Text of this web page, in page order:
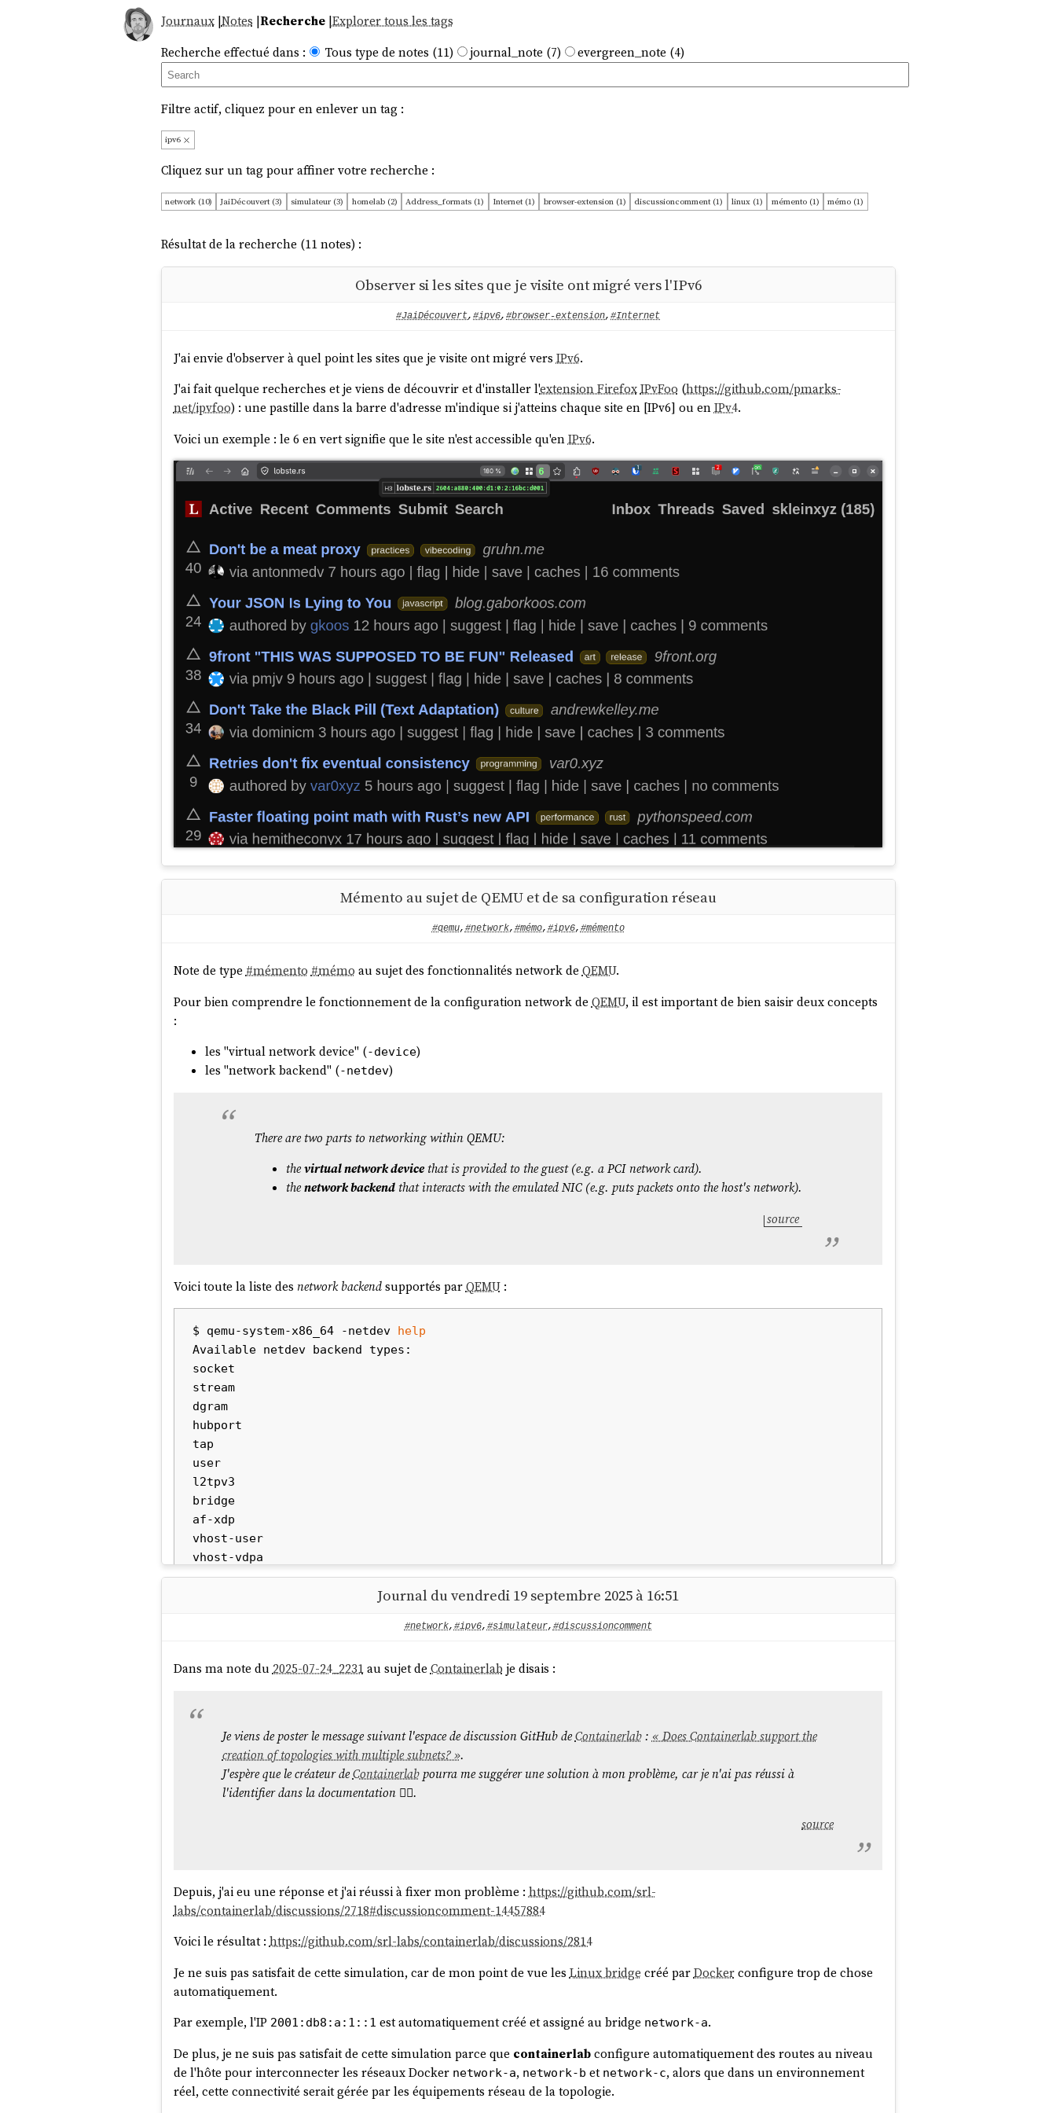
Journaux|Notes |Recherche|Explorer tous les tags
Recherche effectué dans :
Tous type de notes (11) journal_note (7) evergreen_note (4)
Filtre actif, cliquez pour en enlever un tag :
ipv6
Cliquez sur un tag pour affiner votre recherche :
network (10) JaiDécouvert (3) simulateur (3) homelab (2) Address_formats (1) Internet (1) browser-extension (1) discussioncomment (1) linux (1) mémento (1)
mémo (1)
Résultat de la recherche (11 notes) :
Observer si les sites que je visite ont migré vers l'IPv6
#JaiDécouvert, #ipv6, #browser-extension, #Internet
J'ai envie d'observer à quel point les sites que je visite ont migré vers IPv6.
J'ai fait quelque recherches et je viens de découvrir et d'installer l'extension FirefoxIPvFoo (https://github.com/pmarks-
net/ipvfoo) : une pastille dans la barre d'adresse m'indique si j'atteins chaque site en [IPv6] ou enIPv4.
Voici un exemple : le 6 en vert signifie que le site n'est accessible qu'enIPv6.
Mémento au sujet de QEMU et de sa configuration réseau
#qemu, #network,#mémo,#ipv6, #mémento
Note de type #mémento #mémo au sujet des fonctionnalités network de QEMU.
Pour bien comprendre le fonctionnement de la configuration network de QEMU, il est important de bien saisir deux concepts
:
les "virtual network device" (-device)
les "network backend" (-netdev)
There are two parts to networking within QEMU:
thevirtual network devicethat is provided to the guest (e.g. a PCI network card).
thenetwork backendthat interacts with the emulated NIC (e.g. puts packets onto the host's network).
source
Voici toute la liste des network backendsupportés parQEMU:
$ qemu-system-x86_64 -netdev help
Available netdev backend types:
socket
stream
dgram
hubport
tap
user
l2tpv3
bridge
af-xdp
vhost-user
Dans cette note, je m'intéresse uniquement aux backenduser ,tapetbridge.
configurer un forwarding de port.
$ qemu-system-x86_64 \
    ... \
    -netdev user,
id=n1 \ # configuration du network backend
    -device e1000,netdev=n1 \
# virtual network device
. Voici une exemple équivalent à la
$ qemu-system-x86_64 \
	-nic user,model=e1000
La version2.12deQEMU
$ ip addr
1: lo: <LOOPBACK,UP,LOWER_UP> mtu 65536 qdisc noqueue state UNKNOWN group default qlen 1000
    link/loopback 00:00:00:00:00:00 brd 00:00:00:00:00:00
Journal du vendredi 19 septembre 2025 à 16:51
#network,#ipv6,#simulateur, #discussioncomment
Dans ma note du2025-07-24_2231au sujet deContainerlab je disais :
Je viens de poster le message suivant l'espace de discussion GitHub deContainerlab:« Does Containerlab support the
creation of topologies with multiple subnets? ».
J'espère que le créateur deContainerlabpourra me suggérer une solution à mon problème, car je n'ai pas réussi à
l'identifier dans la documentation 🤷‍♂️.
source
Depuis, j'ai eu une réponse et j'ai réussi à fixer mon problème : https://github.com/srl-
labs/containerlab/discussions/2718#discussioncomment-14457884
Voici le résultat :https://github.com/srl-labs/containerlab/discussions/2814
Je ne suis pas satisfait de cette simulation, car de mon point de vue les Linux bridge créé parDockerconfigure trop de chose
automatiquement.
Par exemple, l'IP 2001:db8:a:1::1 est automatiquement créé et assigné au bridge network-a.
De plus, je ne suis pas satisfait de cette simulation parce que containerlabconfigure automatiquement des routes au niveau
de l'hôte pour interconnecter les réseaux Docker network-a, network-b et network-c, alors que dans un environnement
réel, cette connectivité serait gérée par les équipements réseau de la topologie.